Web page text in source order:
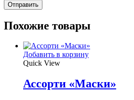
Похожие товары
Добавить в корзину
Quick View
Ассорти «Маски»